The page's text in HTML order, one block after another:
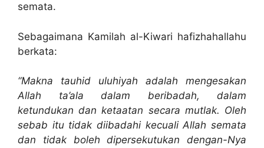
semata.
Sebagaimana Kamilah al-Kiwari hafizhahallahu
berkata:
“Makna tauhid uluhiyah adalah mengesakan
Allah ta’ala dalam beribadah, dalam
ketundukan dan ketaatan secara mutlak. Oleh
sebab itu tidak diibadahi kecuali Allah semata
dan tidak boleh dipersekutukan dengan-Nya